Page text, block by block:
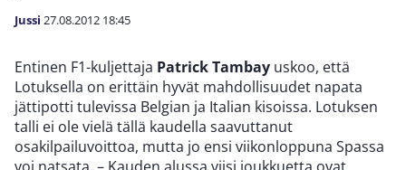
Jussi 27.08.2012 18:45
Entinen F1-kuljettaja Patrick Tambay uskoo, että
Lotuksella on erittäin hyvät mahdollisuudet napata
jättipotti tulevissa Belgian ja Italian kisoissa. Lotuksen
talli ei ole vielä tällä kaudella saavuttanut
osakilpailuvoittoa, mutta jo ensi viikonloppuna Spassa